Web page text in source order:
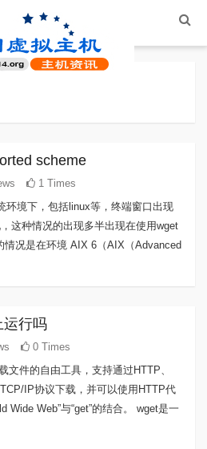
scheme
1 Times
环境下，包括linux等，终端窗口出现
这种情况的出现多半出现在使用wget
情况是在环境 AIX 6（AIX（Advanced
运行吗
0 Times
文件的自由工具，支持通过HTTP、
IP协议下载，并可以使用HTTP代
Wide Web”与“get”的结合。 wget是一